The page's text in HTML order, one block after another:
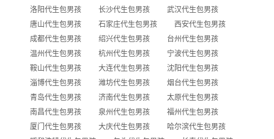
洛阳代生包男孩
长沙代生包男孩
武汉代生包男孩
唐山代生包男孩
石家庄代生包男孩
西安代生包男孩
成都代生包男孩
绍兴代生包男孩
台州代生包男孩
温州代生包男孩
杭州代生包男孩
宁波代生包男孩
鞍山代生包男孩
大连代生包男孩
沈阳代生包男孩
淄博代生包男孩
潍坊代生包男孩
烟台代生包男孩
青岛代生包男孩
济南代生包男孩
太原代生包男孩
南昌代生包男孩
泉州代生包男孩
福州代生包男孩
厦门代生包男孩
大庆代生包男孩
哈尔滨代生包男孩